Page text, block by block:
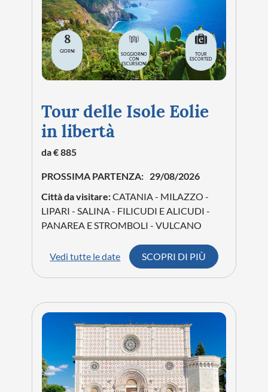
8
GIORNI
SOGGIORNO
CON
ESCURSIONI
TOUR
ESCORTED
Tour delle Isole Eolie
in libertà
da € 885
PROSSIMA PARTENZA: 29/08/2026
Città da visitare:CATANIA - MILAZZO -
LIPARI - SALINA - FILICUDI E ALICUDI -
PANAREA E STROMBOLI - VULCANO
Vedi tutte le date SCOPRI DI PIÙ